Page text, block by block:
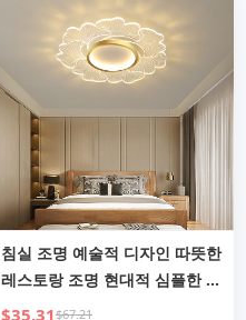
침실 조명 예술적 디자인 따뜻한
레스토랑 조명 현대적 심플한 공
부방 LED 조명 꽃 모양 안방 천
$35.31$67.21